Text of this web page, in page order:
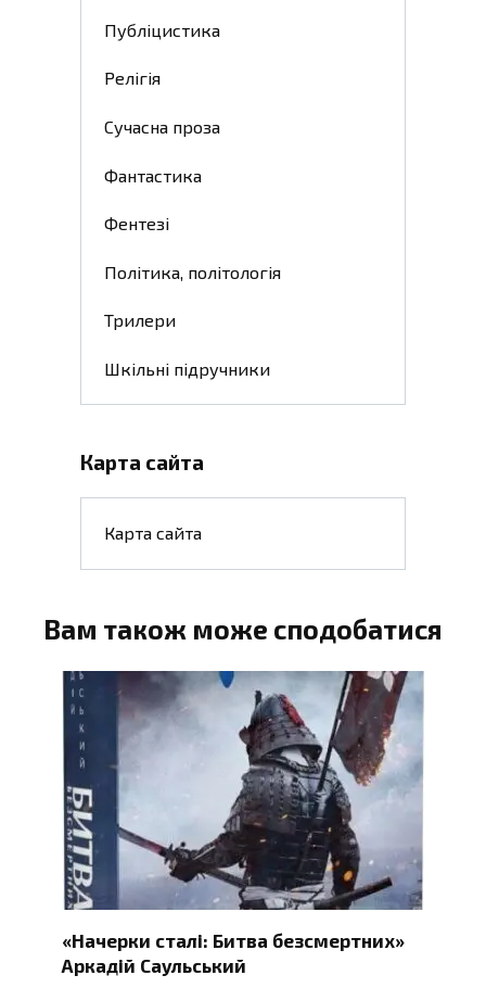
Публіцистика
Релігія
Сучасна проза
Фантастика
Фентезі
Політика, політологія
Трилери
Шкільні підручники
Карта сайта
Карта сайта
Вам також може сподобатися
«Начерки сталі: Битва безсмертних»
Аркадій Саульський